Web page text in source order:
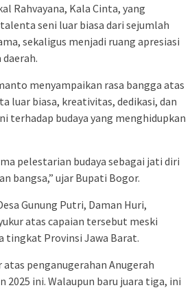
Rahvayana, Kala Cinta, yang
seni luar biasa dari sejumlah
sekaligus menjadi ruang apresiasi
menyampaikan rasa bangga atas
luar biasa, kreativitas, dedikasi, dan
terhadap budaya yang menghidupkan
pelestarian budaya sebagai jati diri
bangsa,” ujar Bupati Bogor.
Gunung Putri, Daman Huri,
atas capaian tersebut meski
tingkat Provinsi Jawa Barat.
penganugerahan Anugerah
2025 ini. Walaupun baru juara tiga, ini